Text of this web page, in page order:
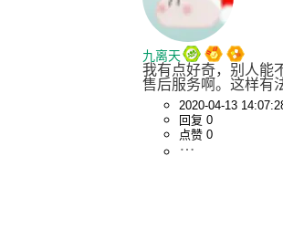
九离天
我有点好奇，别人能
售后服务啊。这样有
2020-04-13
回复 0
点赞 0